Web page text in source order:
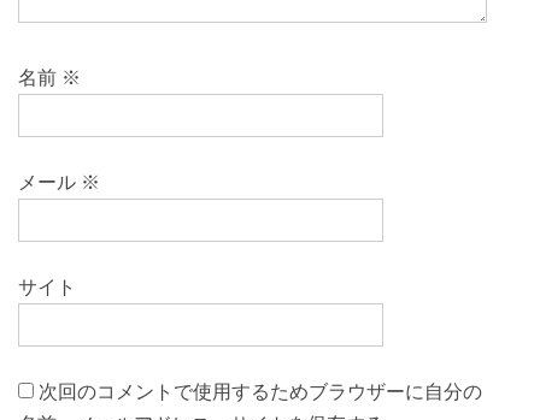
ン
名前 ※
メール ※
サイト
次回のコメントで使用するためブラウザーに自分の